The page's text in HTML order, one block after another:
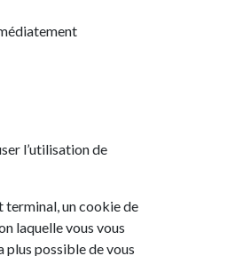
l’utilisation de
terminal, un cookie de
laquelle vous vous
plus possible de vous